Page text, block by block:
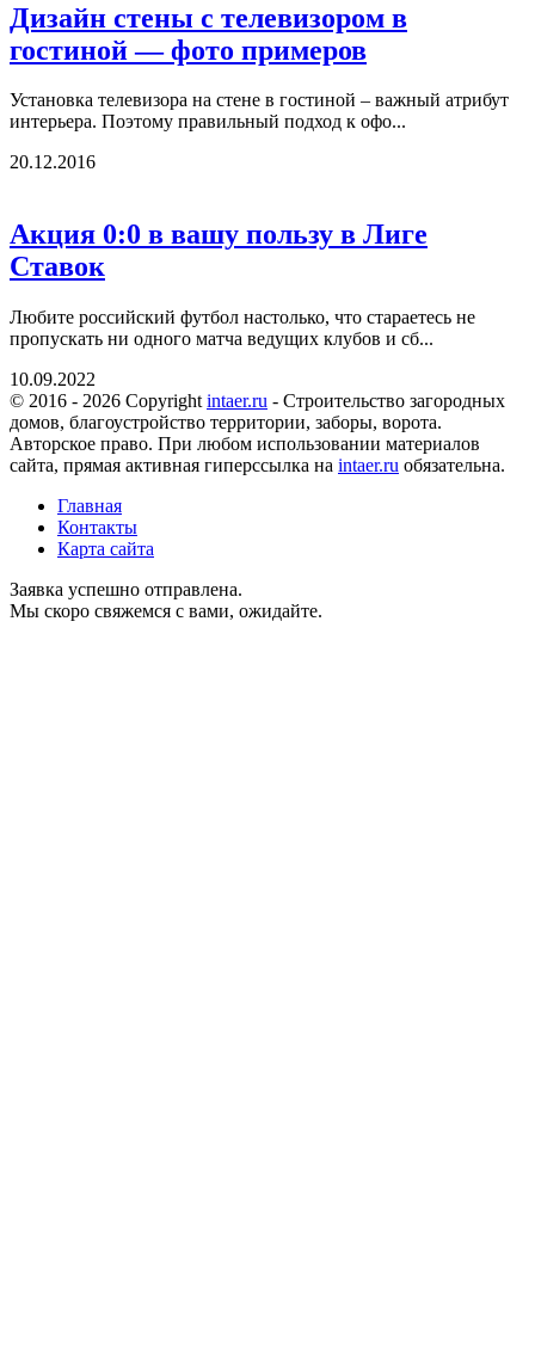
Дизайн стены с телевизором в
гостиной — фото примеров
Установка телевизора на стене в гостиной – важный атрибут
интерьера. Поэтому правильный подход к офо...
20.12.2016
Акция 0:0 в вашу пользу в Лиге
Ставок
Любите российский футбол настолько, что стараетесь не
пропускать ни одного матча ведущих клубов и сб...
10.09.2022
© 2016 - 2026 Copyright intaer.ru - Cтроительство загородных
домов, благоустройство территории, заборы, ворота.
Авторское право. При любом использовании материалов
сайта, прямая активная гиперссылка на intaer.ru обязательна.
Главная
Контакты
Карта сайта
Заявка успешно отправлена.
Мы скоро свяжемся с вами, ожидайте.